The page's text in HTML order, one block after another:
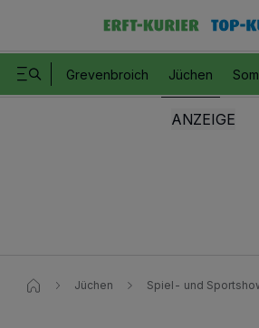
Grevenbroich Jüchen
Jüchen Spiel- und